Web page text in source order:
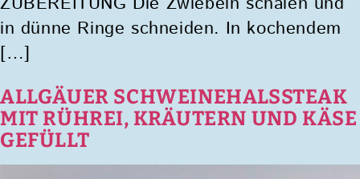
in dünne Ringe schneiden. In kochendem
[…]
ALLGÄUER SCHWEINEHALSSTEAK
MIT RÜHREI, KRÄUTERN UND KÄSE
GEFÜLLT